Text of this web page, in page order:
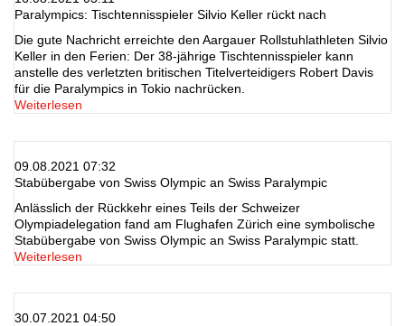
Paralympics: Tischtennisspieler Silvio Keller rückt nach
Die gute Nachricht erreichte den Aargauer Rollstuhlathleten Silvio
Keller in den Ferien: Der 38-jährige Tischtennisspieler kann
anstelle des verletzten britischen Titelverteidigers Robert Davis
für die Paralympics in Tokio nachrücken.
Weiterlesen
09.08.2021 07:32
Stabübergabe von Swiss Olympic an Swiss Paralympic
Anlässlich der Rückkehr eines Teils der Schweizer
Olympiadelegation fand am Flughafen Zürich eine symbolische
Stabübergabe von Swiss Olympic an Swiss Paralympic statt.
Weiterlesen
30.07.2021 04:50